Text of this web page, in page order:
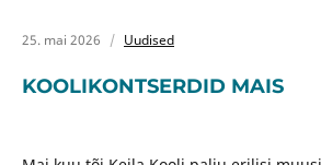
25. mai 2026 Uudised
KOOLIKONTSERDID MAIS